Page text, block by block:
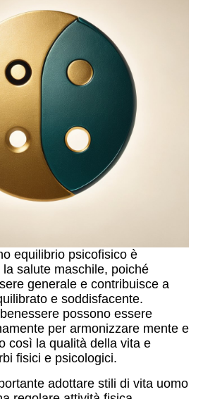
equilibrio psicofisico è
salute maschile, poiché
generale e contribuisce a
e soddisfacente.
possono essere
per armonizzare mente e
così la qualità della vita e
fisici e psicologici.
adottare stili di vita uomo